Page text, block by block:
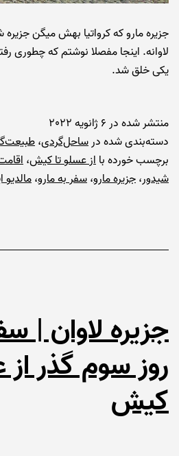
جزیره مارو که کرواتیا بهش میگن
لاوانه. اینجا مفصلا نوشتم که چطوری
یکی خلق شد.
منتشر شده در 6 ژانویه 2022
دسته‌بندی شده در ساحل‌گردی،
برچسب خورده با از عسلو تا کیش،
شیدور ، جزیره مارو، سفر به مارو، مالدیو
جزیره لاوان |
روز سوم گذر از
کیش